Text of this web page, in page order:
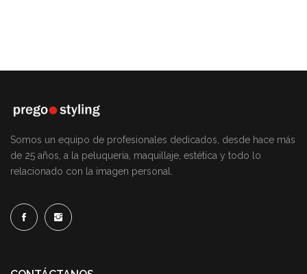
Somos un equipo de profesionales dedicados, desde hace más
de 25 años, a la peluquería, maquillaje, estética y todo lo
relacionado con la imagen personal.